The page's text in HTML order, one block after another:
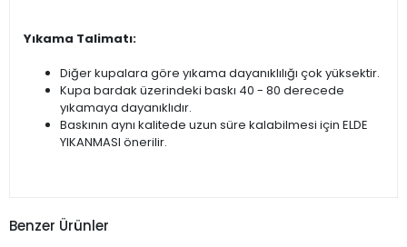
Yıkama Talimatı:
Diğer kupalara göre yıkama dayanıklılığı çok yüksektir.
Kupa bardak üzerindeki baskı 40 - 80 derecede
yıkamaya dayanıklıdır.
Baskının aynı kalitede uzun süre kalabilmesi için ELDE
YIKANMASI önerilir.
Benzer Ürünler